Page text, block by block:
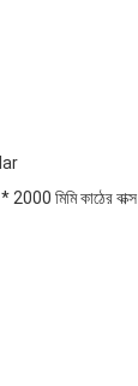
মিমি কাঠের বাক্স